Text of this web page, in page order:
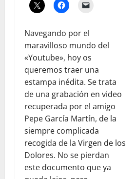
Navegando por el
maravilloso mundo del
«Youtube», hoy os
queremos traer una
estampa inédita. Se trata
de una grabación en video
recuperada por el amigo
Pepe García Martín, de la
siempre complicada
recogida de la Virgen de los
Dolores. No se pierdan
este documento que ya